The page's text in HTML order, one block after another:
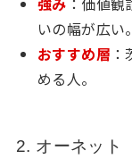
いの幅が広い。
おすすめ層
める人。
2. オーネット